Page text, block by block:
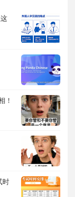
！
时